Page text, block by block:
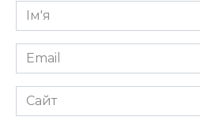
Ім'я
*
Email
*
Сайт